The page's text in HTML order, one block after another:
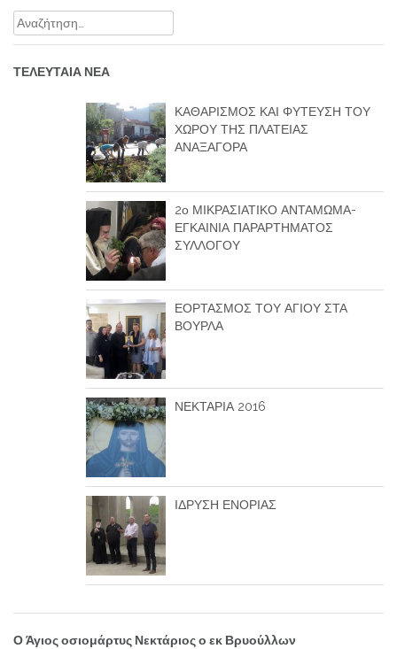
Αναζήτηση
για:
ΤΕΛΕΥΤΑΙΑ ΝΕΑ
ΚΑΘΑΡΙΣΜΟΣ ΚΑΙ ΦΥΤΕΥΣΗ ΤΟΥ
ΧΩΡΟΥ ΤΗΣ ΠΛΑΤΕΙΑΣ
ΑΝΑΞΑΓΟΡΑ
2ο ΜΙΚΡΑΣΙΑΤΙΚΟ ΑΝΤΑΜΩΜΑ-
ΕΓΚΑΙΝΙΑ ΠΑΡΑΡΤΗΜΑΤΟΣ
ΣΥΛΛΟΓΟΥ
ΕΟΡΤΑΣΜΟΣ ΤΟΥ ΑΓΙΟΥ ΣΤΑ
ΒΟΥΡΛΑ
ΝΕΚΤΑΡΙΑ 2016
ΙΔΡΥΣΗ ΕΝΟΡΙΑΣ
Ο Άγιος οσιομάρτυς Νεκτάριος ο εκ Βρυούλλων